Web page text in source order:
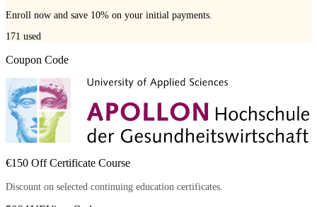
Enroll now and save 10% on your initial payments.
171 used
Coupon Code
€150 Off Certificate Course
Discount on selected continuing education certificates.